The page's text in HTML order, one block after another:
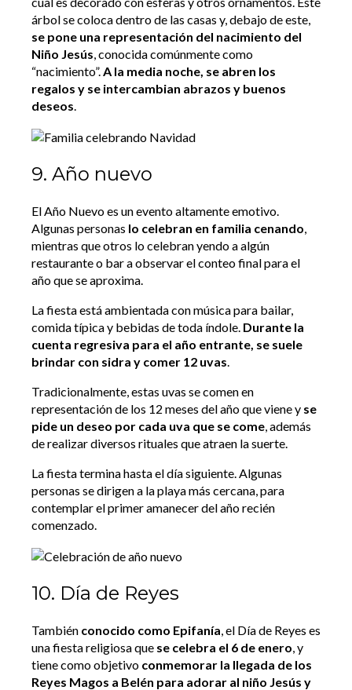
árbol se coloca dentro de las casas y, debajo de este,
se pone una representación del nacimiento del
Niño Jesús , conocida comúnmente como
“nacimiento”. A la media noche, se abren los
regalos y se intercambian abrazos y buenos
deseos
9. Año nuevo
El Año Nuevo es un evento altamente emotivo.
Algunas personas lo celebran en familia cenando
mientras que otros lo celebran yendo a algún
restaurante o bar a observar el conteo final para el
año que se aproxima.
La fiesta está ambientada con música para bailar,
comida típica y bebidas de toda índole. Durante la
cuenta regresiva para el año entrante, se suele
brindar con sidra y comer 12 uvas
Tradicionalmente, estas uvas se comen en
representación de los 12 meses del año que viene y se
pide un deseo por cada uva que se come , además
de realizar diversos rituales que atraen la suerte.
La fiesta termina hasta el día siguiente. Algunas
personas se dirigen a la playa más cercana, para
contemplar el primer amanecer del año recién
comenzado.
10. Día de Reyes
También conocido como Epifanía , el Día de Reyes es
una fiesta religiosa que se celebra el 6 de enero , y
tiene como objetivo conmemorar la llegada de los
Reyes Magos a Belén para adorar al niño Jesús y